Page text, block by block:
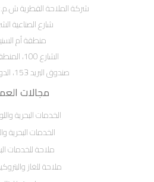
شركة الملاحة القطرية
شارع الصناعية
منطقة أم
الشارع 100، المنطقة 56
صندوق البريد 153، الدوحة، قطر
مجالات
الخدمات البحرية
الخدمات البحرية
ملاحة للخدمات
ملاحة للغاز